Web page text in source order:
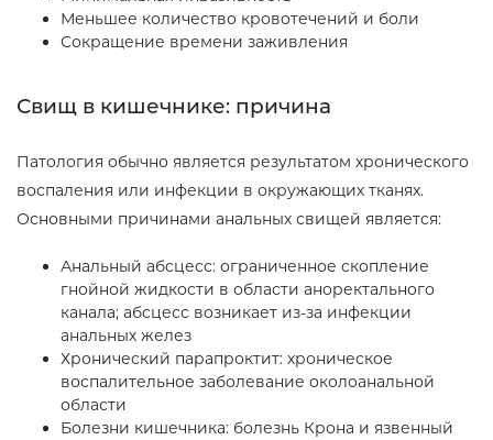
Меньшее количество кровотечений и боли
Сокращение времени заживления
Свищ в кишечнике: причина
Патология обычно является результатом хронического
воспаления или инфекции в окружающих тканях.
Основными причинами анальных свищей является:
Анальный абсцесс: ограниченное скопление
гнойной жидкости в области аноректального
канала; абсцесс возникает из-за инфекции
анальных желез
Хронический парaпроктит: хроническое
воспалительное заболевание околоанальной
области
Болезни кишечника: болезнь Крона и язвенный